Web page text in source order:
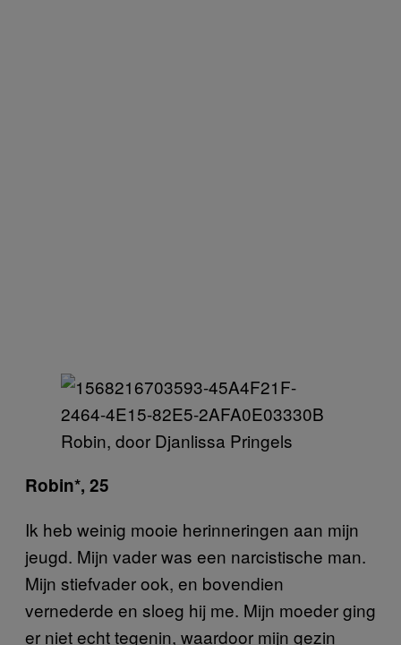
Robin, door Djanlissa Pringels
Robin*, 25
Ik heb weinig mooie herinneringen aan mijn
jeugd. Mijn vader was een narcistische man.
Mijn stiefvader ook, en bovendien
vernederde en sloeg hij me. Mijn moeder ging
er niet echt tegenin, waardoor mijn gezin